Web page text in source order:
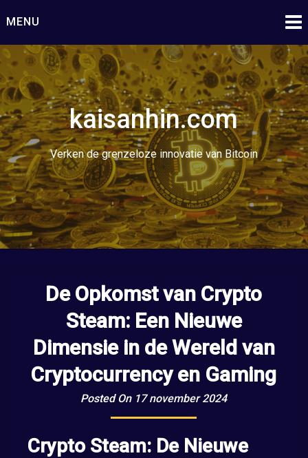
naar
inhoud
MENU
kaisanhin.com
Verken de grenzeloze innovatie van Bitcoin
De Opkomst van Crypto
Steam: Een Nieuwe
Dimensie in de Wereld van
Cryptocurrency en Gaming
Posted On 17 november 2024
Crypto Steam: De Nieuwe